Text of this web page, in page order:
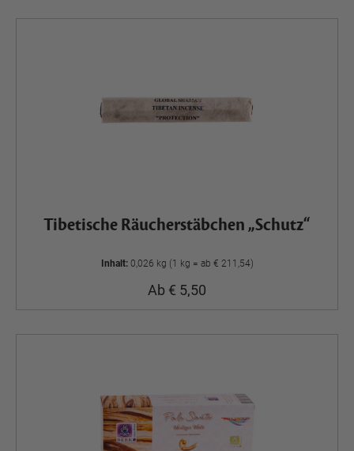
Tibetische Räucherstäbchen „Schutz“
Inhalt: 0,026 kg (1 kg = ab € 211,54)
Ab € 5,50